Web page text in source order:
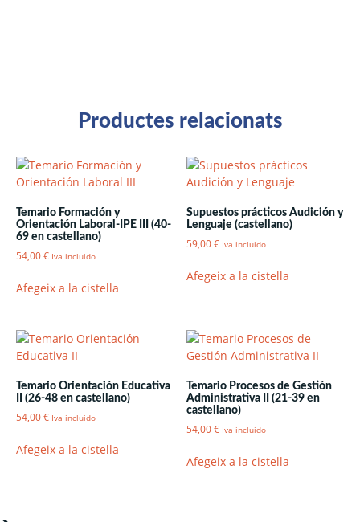
Productes relacionats
Temario Formación y
Orientación Laboral-IPE III (40-
69 en castellano)
54,00€ Iva incluido
Afegeix a la cistella
Supuestos prácticos Audición y
Lenguaje (castellano)
59,00€ Iva incluido
Afegeix a la cistella
Temario Orientación Educativa
II (26-48 en castellano)
54,00€ Iva incluido
Afegeix a la cistella
Temario Procesos de Gestión
Administrativa II (21-39 en
castellano)
54,00€ Iva incluido
Afegeix a la cistella